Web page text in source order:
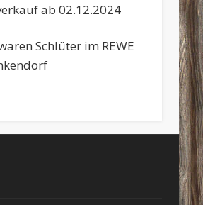
ab 02.12.2024
Schlüter im REWE